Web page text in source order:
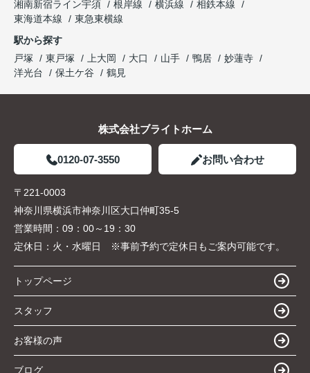
湘南新宿ライン宇須
根岸線 横浜線
相鉄本線
東海道本線
東急東横線
駅から探す
戸塚
東戸塚 上大岡 大口 山手 鴨居
妙蓮寺
洋光台
保土ケ谷 鶴見
株式会社ブライトホーム
0120-07-3550 お問い合わせ
〒221-0003
神奈川県横浜市神奈川区大口仲町35-5
営業時間： 09：00～19：30
定休日： 火・水曜日 ※事前予約で定休日もご案内可能です。
トップページ
スタッフ
お客様の声
ブログ